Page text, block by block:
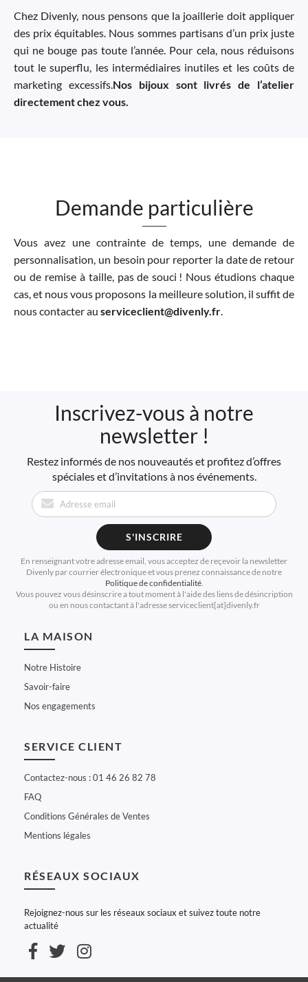
Chez Divenly, nous pensons que la joaillerie doit appliquer
des prix équitables. Nous sommes partisans d’un prix juste
qui ne bouge pas toute l’année. Pour cela, nous réduisons
tout le superflu, les intermédiaires inutiles et les coûts de
marketing excessifs. Nos bijoux sont livrés de l’atelier
directement chez vous.
Demande particulière
Vous avez une contrainte de temps, une demande de
personnalisation, un besoin pour reporter la date de retour
ou de remise à taille, pas de souci ! Nous étudions chaque
cas, et nous vous proposons la meilleure solution, il suffit de
nous contacter au serviceclient@divenly.fr.
Inscrivez-vous à notre
newsletter !
Restez informés de nos nouveautés et profitez d’offres
spéciales et d’invitations à nos événements.
S'INSCRIRE
En renseignant votre adresse email, vous acceptez de reçevoir la newsletter
Divenly par courrier électronique et vous prenez connaissance de notre
Politique de confidentialité.
Vous pouvez vous désinscrire a tout moment à l'aide des liens de désincription
ou en nous contactant à l'adresse serviceclient[at]divenly.fr
LA MAISON
Notre Histoire
Savoir-faire
Nos engagements
SERVICE CLIENT
Contactez-nous : 01 46 26 82 78
FAQ
Conditions Générales de Ventes
Mentions légales
RÉSEAUX SOCIAUX
Rejoignez-nous sur les réseaux sociaux et suivez toute notre
actualité